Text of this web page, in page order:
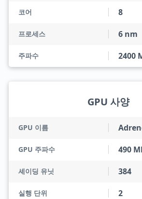
코어 8
프로세스 6 nm
주파수 2400
GPU 사양
GPU 이름
GPU 주파수 490
셰이딩 유닛 384
실행 단위 2